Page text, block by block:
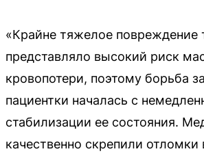
«Крайне тяжелое повреждение
представляло высокий риск
кровопотери, поэтому борьба
пациентки началась с
стабилизации ее состояния.
качественно скрепили отломки